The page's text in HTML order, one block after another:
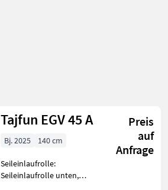
Tajfun EGV 45 A
Preis
auf
Anfrage
Bj. 2025 140 cm
Seileinlaufrolle:
Seileinlaufrolle unten,